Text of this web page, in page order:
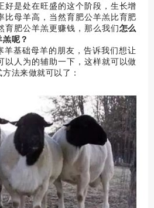
好是处在旺盛的这个阶段，生长增
比母羊高，当然育肥公羊羔比育肥
育肥公羊羔更赚钱，那么我们怎么
呢？
羊基础母羊的朋友，告诉我们想让
以人为的辅助一下，这样就可以做
法来做就可以了：